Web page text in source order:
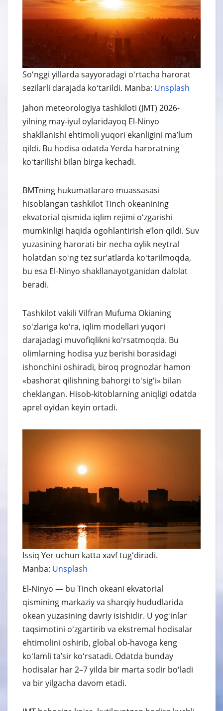
Soʻnggi yillarda sayyoradagi oʻrtacha harorat
sezilarli darajada koʻtarildi. Manba: Unsplash
Jahon meteorologiya tashkiloti (JMT) 2026-
yilning may-iyul oylaridayoq El-Ninyo
shakllanishi ehtimoli yuqori ekanligini maʼlum
qildi. Bu hodisa odatda Yerda haroratning
koʻtarilishi bilan birga kechadi.
BMTning hukumatlararo muassasasi
hisoblangan tashkilot Tinch okeanining
ekvatorial qismida iqlim rejimi oʻzgarishi
mumkinligi haqida ogohlantirish eʼlon qildi. Suv
yuzasining harorati bir necha oylik neytral
holatdan soʻng tez surʼatlarda koʻtarilmoqda,
bu esa El-Ninyo shakllanayotganidan dalolat
beradi.
Tashkilot vakili Vilfran Mufuma Okianing
soʻzlariga koʻra, iqlim modellari yuqori
darajadagi muvofiqlikni koʻrsatmoqda. Bu
olimlarning hodisa yuz berishi borasidagi
ishonchini oshiradi, biroq prognozlar hamon
«bashorat qilishning bahorgi toʻsigʻi» bilan
cheklangan. Hisob-kitoblarning aniqligi odatda
aprel oyidan keyin ortadi.
Issiq Yer uchun katta xavf tugʻdiradi.
Manba: Unsplash
El-Ninyo — bu Tinch okeani ekvatorial
qismining markaziy va sharqiy hududlarida
okean yuzasining davriy isishidir. U yogʻinlar
taqsimotini oʻzgartirib va ekstremal hodisalar
ehtimolini oshirib, global ob-havoga keng
koʻlamli taʼsir koʻrsatadi. Odatda bunday
hodisalar har 2–7 yilda bir marta sodir boʻladi
va bir yilgacha davom etadi.